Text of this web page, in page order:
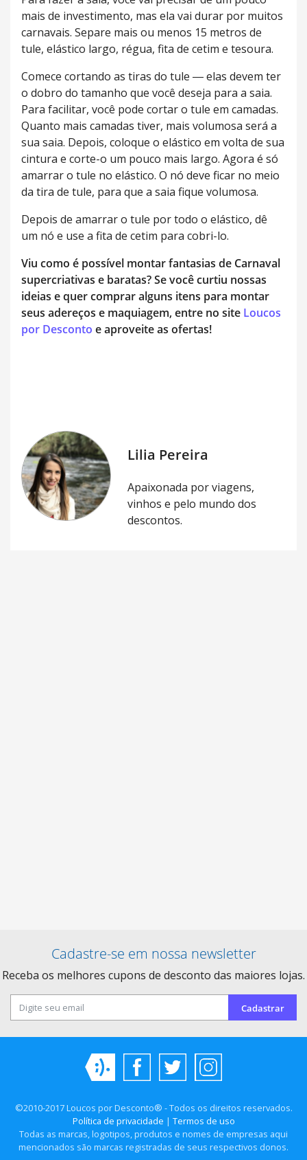
mais de investimento, mas ela vai durar por muitos
carnavais. Separe mais ou menos 15 metros de
tule, elástico largo, régua, fita de cetim e tesoura.
Comece cortando as tiras do tule ― elas devem ter
o dobro do tamanho que você deseja para a saia.
Para facilitar, você pode cortar o tule em camadas.
Quanto mais camadas tiver, mais volumosa será a
sua saia. Depois, coloque o elástico em volta de sua
cintura e corte-o um pouco mais largo. Agora é só
amarrar o tule no elástico. O nó deve ficar no meio
da tira de tule, para que a saia fique volumosa.
Depois de amarrar o tule por todo o elástico, dê
um nó e use a fita de cetim para cobri-lo.
Viu como é possível montar fantasias de Carnaval
supercriativas e baratas? Se você curtiu nossas
ideias e quer comprar alguns itens para montar
seus adereços e maquiagem, entre no site Loucos
por Desconto e aproveite as ofertas!
Lilia Pereira
Apaixonada por viagens,
vinhos e pelo mundo dos
descontos.
Cadastre-se em nossa newsletter
Receba os melhores cupons de desconto das maiores lojas.
Cadastrar
©2010-2017 Loucos por Desconto® - Todos os direitos reservados.
Política de privacidade | Termos de uso
Todas as marcas, logotipos, produtos e nomes de empresas aqui
mencionados são marcas registradas de seus respectivos donos.